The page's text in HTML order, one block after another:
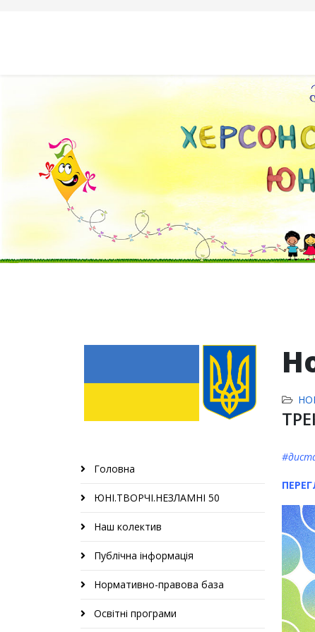
Головна
ЮНІ.ТВОРЧІ.НЕЗЛАМНІ 50
Наш колектив
Публічна інформація
Нормативно-правова база
Освітні програми